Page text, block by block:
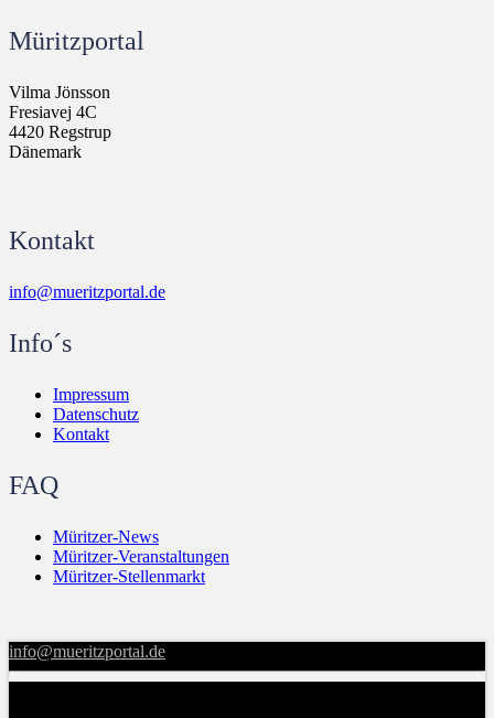
Müritzportal
Vilma Jönsson
Fresiavej 4C
4420 Regstrup
Dänemark
Kontakt
info@mueritzportal.de
Info´s
Impressum
Datenschutz
Kontakt
FAQ
Müritzer-News
Müritzer-Veranstaltungen
Müritzer-Stellenmarkt
info@mueritzportal.de